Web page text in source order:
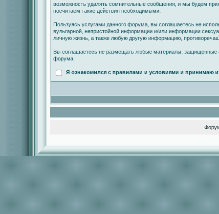
возможность удалять сомнительные сообщения, и мы будем
посчитаем такие действия необходимыми.
Пользуясь услугами данного форума, вы соглашаетесь не
вульгарной, непристойной информации и/или информации
личную жизнь, а также любую другую информацию,
Вы соглашаетесь не размещать любые материалы, защищенные
форума.
Я ознакомился с правилами и условиями и принимаю